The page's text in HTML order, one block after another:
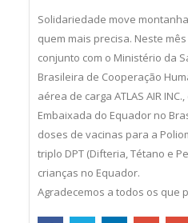
Solidariedade move
quem mais precisa. Neste
conjunto com o Ministério da
Brasileira de Cooperação
aérea de carga ATLAS AIR
Embaixada do Equador no
doses de vacinas para a
triplo DPT (Difteria, Tétano e
crianças no Equador.
Agradecemos a todos os que